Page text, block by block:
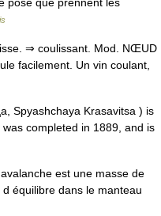
⇒ coulissant. Mod. NŒUD
facilement. Un vin coulant,
Spyashchaya Krasavitsa ) is
completed in 1889, and is
est une masse de
équilibre dans le manteau